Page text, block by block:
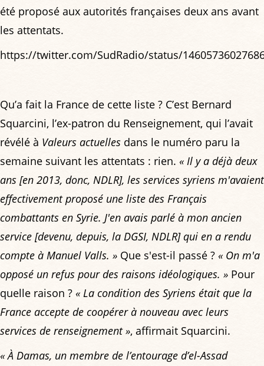
été proposé aux autorités françaises deux ans avant
les attentats.
https://twitter.com/SudRadio/status/
Qu’a fait la France de cette liste ? C’est Bernard
Squarcini, l’ex-patron du Renseignement, qui l’avait
révélé à Valeurs actuelles dans le numéro paru la
semaine suivant les attentats : rien. « Il y a déjà deux
ans [en 2013, donc, NDLR], les services syriens m'avaient
effectivement proposé une liste des Français
combattants en Syrie. J'en avais parlé à mon ancien
service [devenu, depuis, la DGSI, NDLR] qui en a rendu
compte à Manuel Valls. » Que s'est-il passé ? « On m'a
opposé un refus pour des raisons idéologiques. » Pour
quelle raison ? « La condition des Syriens était que la
France accepte de coopérer à nouveau avec leurs
services de renseignement », affirmait Squarcini.
« À Damas, un membre de l’entourage d’el-Assad